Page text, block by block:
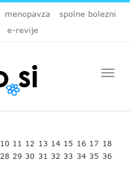
menopavza
spolne bolezni
e-revije
10 11 12 13 14 15 16 17 18
28 29 30 31 32 33 34 35 36